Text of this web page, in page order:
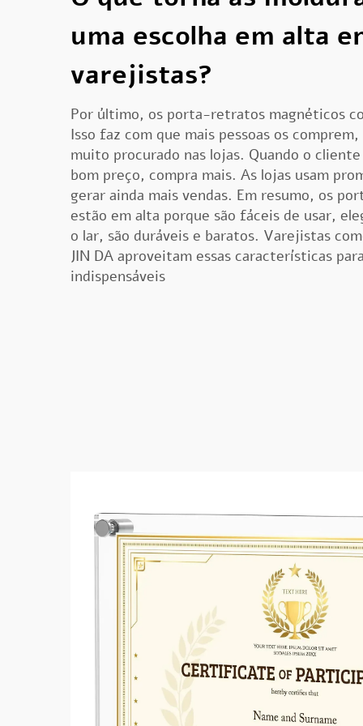
uma escolha em alta
varejistas?
Por último, os porta-retratos magnéticos
Isso faz com que mais pessoas os
muito procurado nas lojas. Quando o
bom preço, compra mais. As lojas usam
gerar ainda mais vendas. Em resumo, os
estão em alta porque são fáceis de usar,
o lar, são duráveis e baratos. Varejistas
JIN DA aproveitam essas características
indispensáveis